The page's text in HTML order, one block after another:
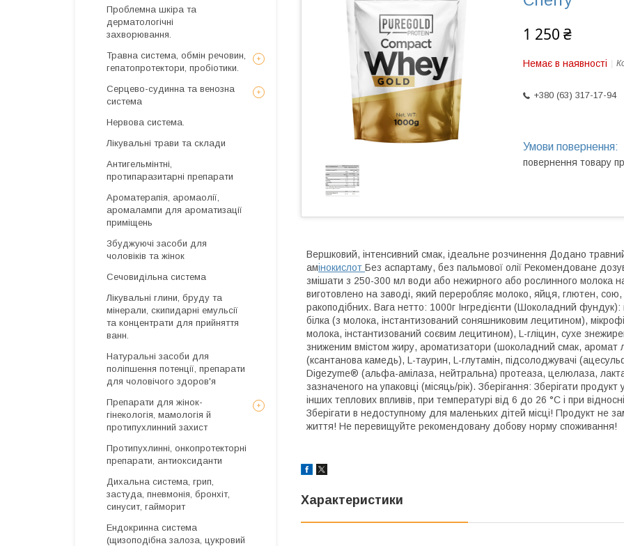
1 250 ₴
Немає в наявності
+380 (63) 317-17-94
повернення товару
Вершковий, інтенсивний смак, ідеальне розчинення Додано
амінокислот Без аспартаму, без пальмової олії Рекомендоване
змішати з 250-300 мл води або нежирного або рослинного молока
виготовлено на заводі, який переробляє молоко, яйця, глютен, сою,
ракоподібних. Вага нетто: 1000г Інгредієнти (Шоколадний фундук):
білка (з молока, інстантизований соняшниковим лецитином),
молока, інстантизований соєвим лецитином), L-гліцин, сухе
зниженим вмістом жиру, ароматизатори (шоколадний смак, аромат
(ксантанова камедь), L-таурин, L-глутамін, підсолоджувачі
Digezyme® (альфа-амілаза, нейтральна) протеаза, целюлаза,
зазначеного на упаковці (місяць/рік). Зберігання: Зберігати
інших теплових впливів, при температурі від 6 до 26 °C і при
Зберігати в недоступному для маленьких дітей місці! Продукт не
життя! Не перевищуйте рекомендовану добову норму споживання!
Характеристики
Проблемна шкіра та
дерматологічні
захворювання.
Травна система, обмін речовин,
гепатопротектори, пробіотики.
Серцево-судинна та венозна
система
Нервова система.
Лікувальні трави та склади
Антигельмінтні,
протипаразитарні препарати
Ароматерапія, аромаолії,
аромалампи для ароматизації
приміщень
Збуджуючі засоби для
чоловіків та жінок
Сечовидільна система
Лікувальні глини, бруду та
мінерали, скипидарні емульсії
та концентрати для прийняття
ванн.
Натуральні засоби для
поліпшення потенції, препарати
для чоловічого здоров'я
Препарати для жінок-
гінекологія, мамологія й
протипухлинний захист
Протипухлинні, онкопротекторні
препарати, антиоксиданти
Дихальна система, грип,
застуда, пневмонія, бронхіт,
синусит, гайморит
Ендокринна система
(щизоподібна залоза, цукровий